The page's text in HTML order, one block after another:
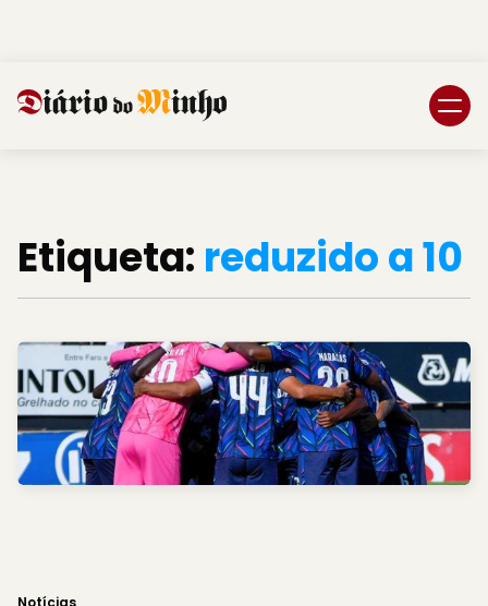
Etiqueta: reduzido a 10
Notícias